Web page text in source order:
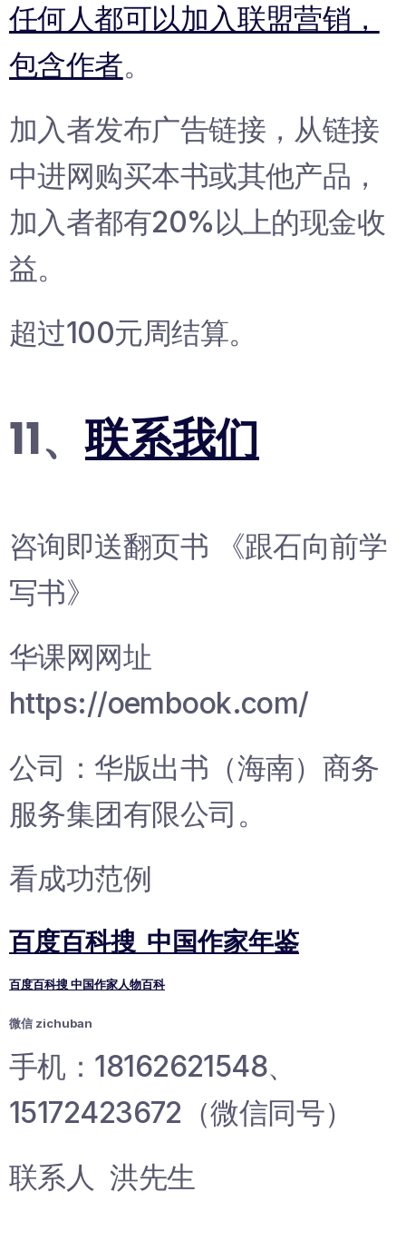
任何人都可以加入联盟营销，
包含作者。
加入者发布广告链接，从链接
中进网购买本书或其他产品，
加入者都有20%以上的现金收
益。
超过100元周结算。
11、联系我们
咨询即送翻页书 《跟石向前学
写书》
华课网网址
https://oembook.com/
公司：华版出书（海南）商务
服务集团有限公司。
看成功范例
百度百科搜 中国作家年鉴
百度百科搜 中国作家人物百科
微信 zichuban
手机：18162621548、
15172423672（微信同号）
联系人 洪先生